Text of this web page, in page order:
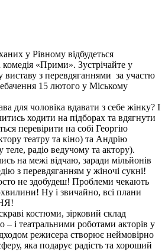
у Рівному відбудеться
«Прими». Зустрічайте у
виставу з перевдяганнями за участю
15 лютого у Міському
для чоловіка вдавати з себе жінку? І
ходити на підборах та вдягнути
перевірити на собі Георгію
театру та кіно) та Андрію
радіо ведучому та актору).
на межі відчаю, заради мільйонів
з перевдяганням у жіночі сукні!
не здобудеш! Проблеми чекають
Ну і звичайно, всі плани
костюми, зірковий склад
– і театральними роботами акторів у
режисера створює неймовірно
яка подарує радість та хороший